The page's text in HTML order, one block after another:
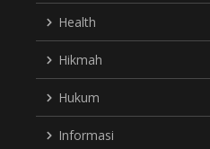
Health
Hikmah
Hukum
Informasi